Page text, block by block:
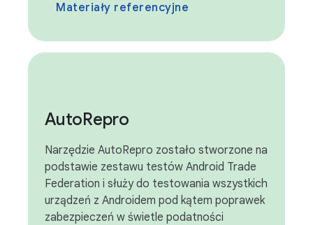
Materiały referencyjne
AutoRepro
Narzędzie AutoRepro zostało stworzone na
podstawie zestawu testów Android Trade
Federation i służy do testowania wszystkich
urządzeń z Androidem pod kątem poprawek
zabezpieczeń w świetle podatności